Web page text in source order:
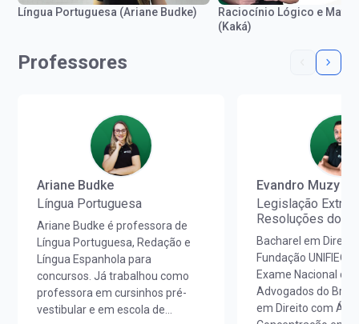
Língua Portuguesa (Ariane Budke)
Raciocínio Lógico e
(Kaká)
Professores
Ariane Budke
Língua Portuguesa
Ariane Budke é professora de
Língua Portuguesa, Redação e
Língua Espanhola para
concursos. Já trabalhou como
professora em cursinhos pré-
vestibular e em escola de
Evandro Muzy
Legislação
Resoluções do
Bacharel em Direito
Fundação UNIFIEO
Exame Nacional da
Advogados do
em Direito com